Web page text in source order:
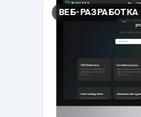
ВЕБ-РАЗРАБОТКА